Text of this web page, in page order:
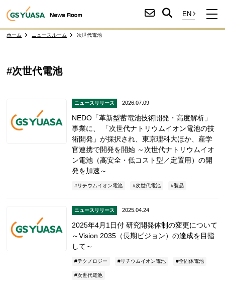
ホーム ニュースルーム 次世代電池
#次世代電池
ニュースリリース 2026.07.09
NEDO「革新型蓄電池技術開発・高度解析」
事業に、 「次世代ナトリウムイオン電池の技
術開発」が採択され、東京理科大ほか、産学
官連携で開発を開始 ～次世代ナトリウムイオ
ン電池（高安全・低コスト型／定置用）の開
発を加速～
リチウムイオン電池 次世代電池 製品
ニュースリリース 2025.04.24
2025年4月1日付 研究開発体制の変更について
～Vision 2035（長期ビジョン）の達成を目指
して～
テクノロジー リチウムイオン電池 全固体電池
次世代電池